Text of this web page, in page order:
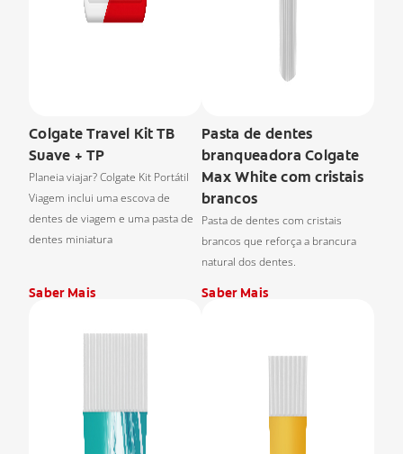
Colgate Travel Kit TB
Suave + TP
Planeia viajar? Colgate Kit Portátil
Viagem inclui uma escova de
dentes de viagem e uma pasta de
dentes miniatura
Saber Mais
Pasta de dentes
branqueadora Colgate
Max White com cristais
brancos
Pasta de dentes com cristais
brancos que reforça a brancura
natural dos dentes.
Saber Mais